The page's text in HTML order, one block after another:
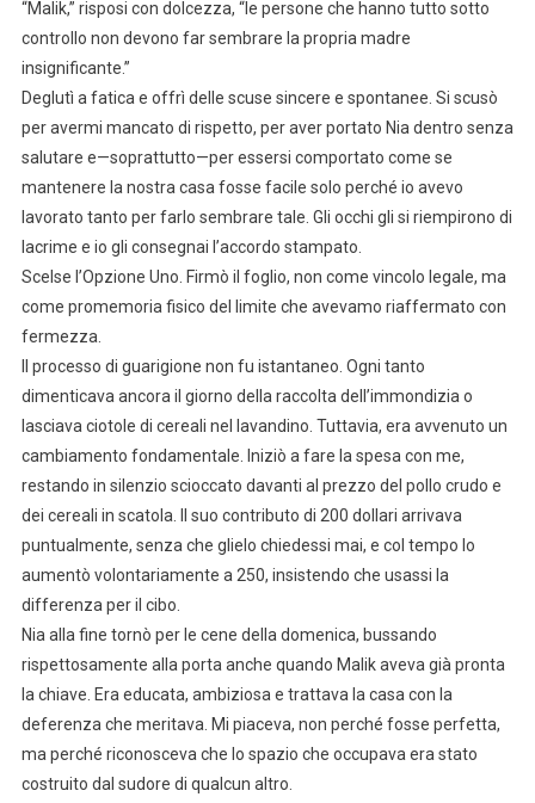
“Malik,” risposi con dolcezza, “le persone che hanno tutto sotto
controllo non devono far sembrare la propria madre
insignificante.”
Deglutì a fatica e offrì delle scuse sincere e spontanee. Si scusò
per avermi mancato di rispetto, per aver portato Nia dentro senza
salutare e—soprattutto—per essersi comportato come se
mantenere la nostra casa fosse facile solo perché io avevo
lavorato tanto per farlo sembrare tale. Gli occhi gli si riempirono di
lacrime e io gli consegnai l’accordo stampato.
Scelse l’Opzione Uno. Firmò il foglio, non come vincolo legale, ma
come promemoria fisico del limite che avevamo riaffermato con
fermezza.
Il processo di guarigione non fu istantaneo. Ogni tanto
dimenticava ancora il giorno della raccolta dell’immondizia o
lasciava ciotole di cereali nel lavandino. Tuttavia, era avvenuto un
cambiamento fondamentale. Iniziò a fare la spesa con me,
restando in silenzio scioccato davanti al prezzo del pollo crudo e
dei cereali in scatola. Il suo contributo di 200 dollari arrivava
puntualmente, senza che glielo chiedessi mai, e col tempo lo
aumentò volontariamente a 250, insistendo che usassi la
differenza per il cibo.
Nia alla fine tornò per le cene della domenica, bussando
rispettosamente alla porta anche quando Malik aveva già pronta
la chiave. Era educata, ambiziosa e trattava la casa con la
deferenza che meritava. Mi piaceva, non perché fosse perfetta,
ma perché riconosceva che lo spazio che occupava era stato
costruito dal sudore di qualcun altro.